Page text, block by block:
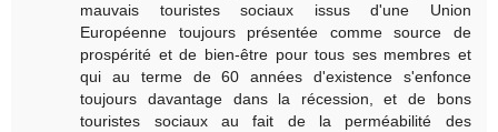
mauvais touristes sociaux issus d'une Union
Européenne toujours présentée comme source de
prospérité et de bien-être pour tous ses membres et
qui au terme de 60 années d'existence s'enfonce
toujours davantage dans la récession, et de bons
touristes sociaux au fait de la perméabilité des